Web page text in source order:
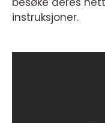
instruksjoner.